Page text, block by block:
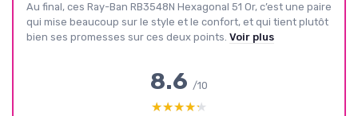
Au final, ces Ray-Ban RB3548N Hexagonal 51 Or, c’est une paire
qui mise beaucoup sur le style et le confort, et qui tient plutôt
bien ses promesses sur ces deux points. Voir plus
8.6 /10
★★★★★
★★★★★